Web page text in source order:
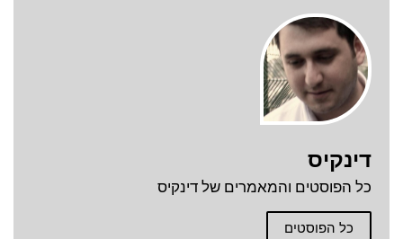
דינקיס
כל הפוסטים והמאמרים של דינקיס
כל הפוסטים